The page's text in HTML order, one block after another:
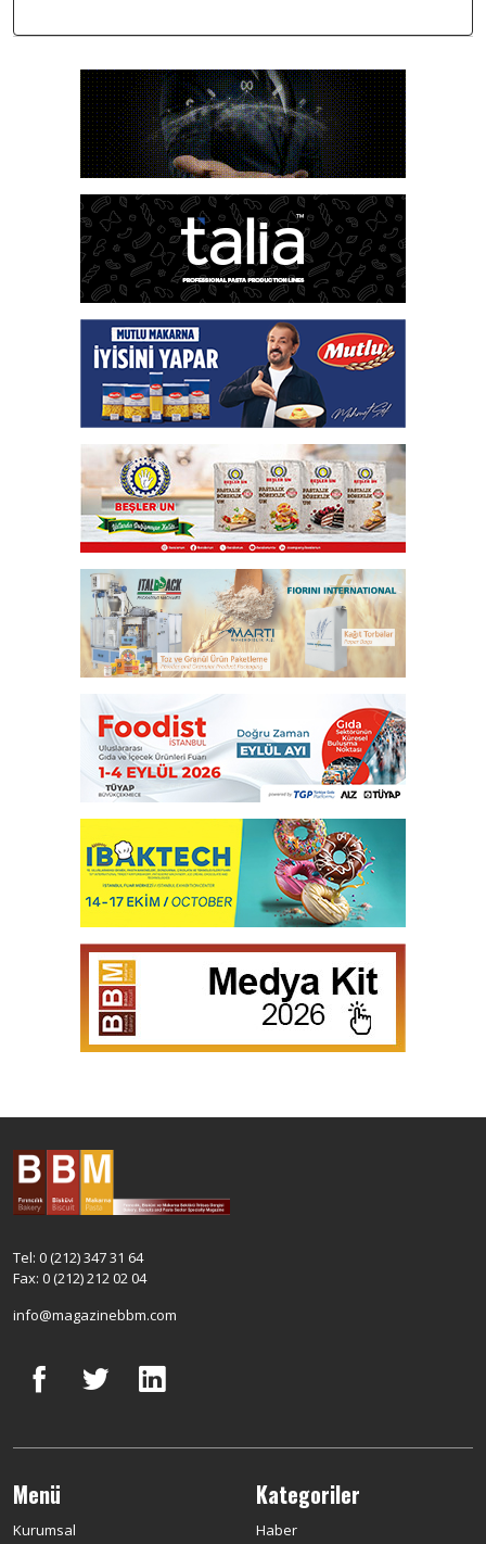
Tel: 0 (212) 347 31 64
Fax: 0 (212) 212 02 04
info@magazinebbm.com
Menü
Kurumsal
Kategoriler
Haber